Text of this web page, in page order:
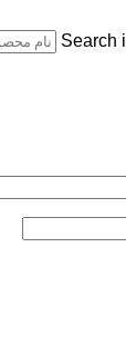
Search